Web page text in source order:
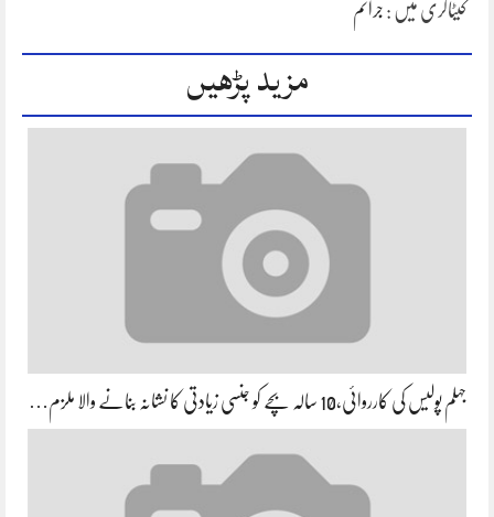
کیٹاگری میں : جرائم
مزید پڑھیں
جہلم پولیس کی کارروائی،10 سالہ بچے کو جنسی زیادتی کا نشانہ بنانے والا ملزم…